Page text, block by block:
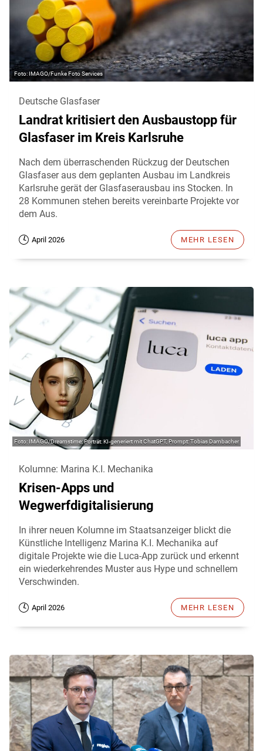
IMAGO/Funke Foto Services
Deutsche Glasfaser
Landrat kritisiert den Ausbaustopp für
Glasfaser im Kreis Karlsruhe
Nach dem überraschenden Rückzug der Deutschen
Glasfaser aus dem geplanten Ausbau im Landkreis
Karlsruhe gerät der Glasfaserausbau ins Stocken. In
28 Kommunen stehen bereits vereinbarte Projekte vor
dem Aus.
April 2026 MEHR LESEN
IMAGO/Dreamstime; Porträt: KI-generiert mit ChatGPT, Prompt: Tobias Dambacher
Kolumne: Marina K.I. Mechanika
Krisen-Apps und
Wegwerfdigitalisierung
In ihrer neuen Kolumne im Staatsanzeiger blickt die
Künstliche Intelligenz Marina K.I. Mechanika auf
digitale Projekte wie die Luca-App zurück und erkennt
ein wiederkehrendes Muster aus Hype und schnellem
Verschwinden.
April 2026 MEHR LESEN